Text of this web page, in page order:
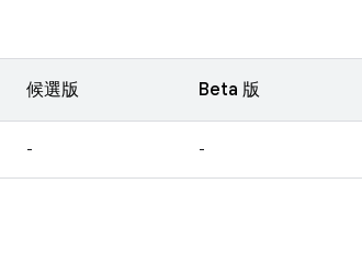
候選版 Beta 版
- -